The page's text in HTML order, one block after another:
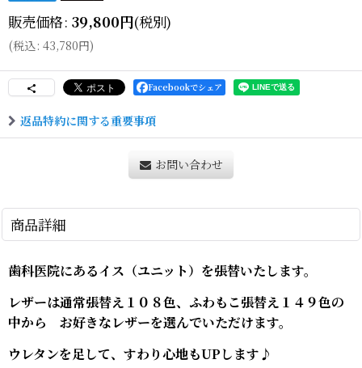
販売価格: 39,800円(税別)
(税込: 43,780円)
Facebookでシェア
返品特約に関する重要事項
お問い合わせ
商品詳細
歯科医院にあるイス（ユニット）を張替いたします。
レザーは通常張替え１０８色、ふわもこ張替え１４９色の
中から お好きなレザーを選んでいただけます。
ウレタンを足して、すわり心地もUPします♪